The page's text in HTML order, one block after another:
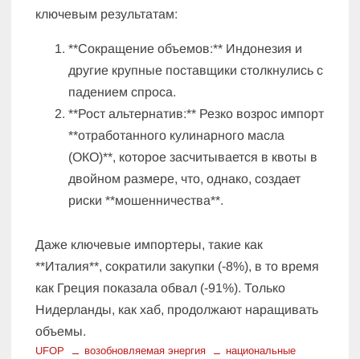
ключевым результатам:
**Сокращение объемов:** Индонезия и
другие крупные поставщики столкнулись с
падением спроса.
**Рост альтернатив:** Резко возрос импорт
**отработанного кулинарного масла
(ОКО)**, которое засчитывается в квоты в
двойном размере, что, однако, создает
риски **мошенничества**.
Даже ключевые импортеры, такие как
**Италия**, сократили закупки (-8%), в то время
как Греция показала обвал (-91%). Только
Нидерланды, как хаб, продолжают наращивать
объемы.
UFOP возобновляемая энергия
национальные